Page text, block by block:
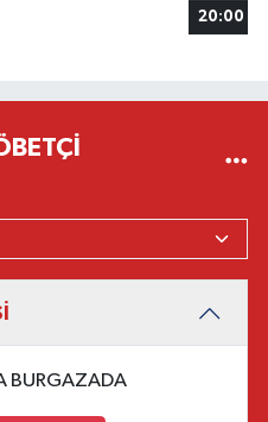
20:00
BURGAZADA